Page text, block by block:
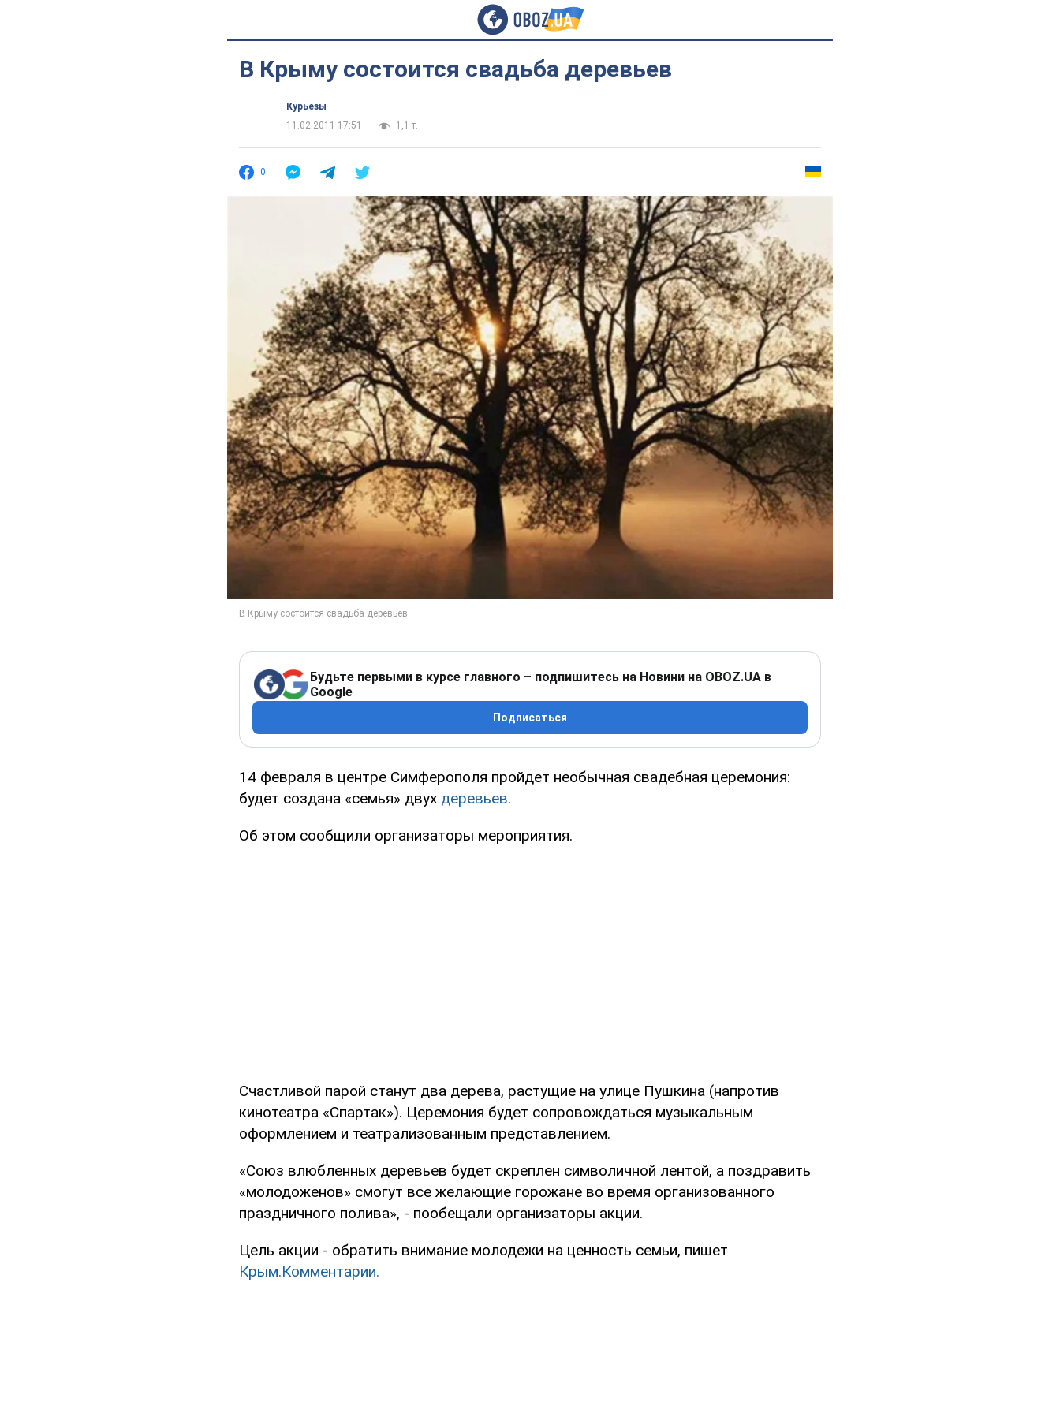
В Крыму состоится свадьба деревьев
Курьезы
11.02.2011 17:51
1,1 т.
0
Будьте первыми в курсе главного – подпишитесь на Новини на OBOZ.UA в
Google
Подписаться
14 февраля в центре Симферополя пройдет необычная свадебная церемония:
будет создана «семья» двух деревьев.
Об этом сообщили организаторы мероприятия.
Счастливой парой станут два дерева, растущие на улице Пушкина (напротив
кинотеатра «Спартак»). Церемония будет сопровождаться музыкальным
оформлением и театрализованным представлением.
«Союз влюбленных деревьев будет скреплен символичной лентой, а поздравить
«молодоженов» смогут все желающие горожане во время организованного
праздничного полива», - пообещали организаторы акции.
Цель акции - обратить внимание молодежи на ценность семьи, пишет
Крым.Комментарии.